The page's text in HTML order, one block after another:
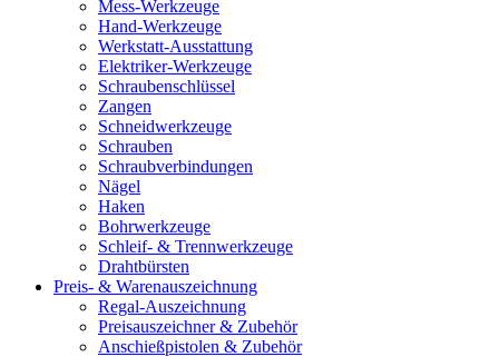
Mess-Werkzeuge
Hand-Werkzeuge
Werkstatt-Ausstattung
Elektriker-Werkzeuge
Schraubenschlüssel
Zangen
Schneidwerkzeuge
Schrauben
Schraubverbindungen
Nägel
Haken
Bohrwerkzeuge
Schleif- & Trennwerkzeuge
Drahtbürsten
Preis- & Warenauszeichnung
Regal-Auszeichnung
Preisauszeichner & Zubehör
Anschießpistolen & Zubehör